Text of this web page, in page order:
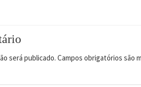
será publicado. Campos obrigatórios são